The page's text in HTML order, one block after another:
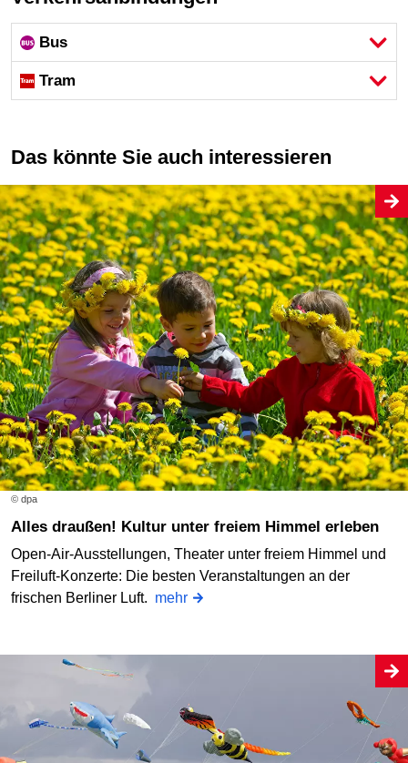
Bus
Tram
Das könnte Sie auch interessieren
© dpa
Alles draußen! Kultur unter freiem Himmel erleben
Open-Air-Ausstellungen, Theater unter freiem Himmel und
Freiluft-Konzerte: Die besten Veranstaltungen an der
frischen Berliner Luft. mehr